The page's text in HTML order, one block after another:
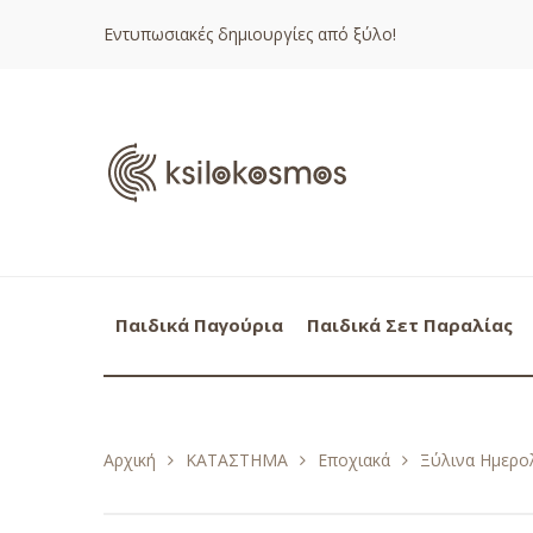
Εντυπωσιακές δημιουργίες από ξύλο!
Παιδικά Παγούρια Παιδικά Σετ Παραλίας
Αρχική ΚΑΤΑΣΤΗΜΑ Εποχιακά Ξύλινα